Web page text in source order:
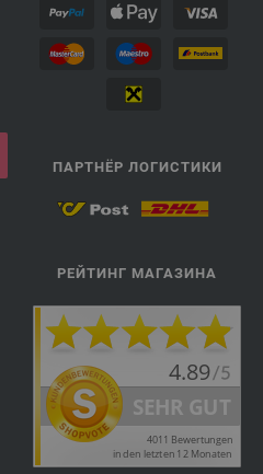
ПАРТНЁР ЛОГИСТИКИ
РЕЙТИНГ МАГАЗИНА